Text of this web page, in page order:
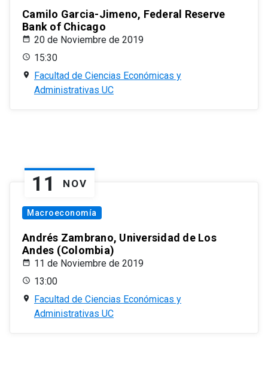
Camilo Garcia-Jimeno, Federal Reserve
Bank of Chicago
20 de Noviembre de 2019
15:30
Facultad de Ciencias Económicas y
Administrativas UC
11 NOV
Macroeconomía
Andrés Zambrano, Universidad de Los
Andes (Colombia)
11 de Noviembre de 2019
13:00
Facultad de Ciencias Económicas y
Administrativas UC